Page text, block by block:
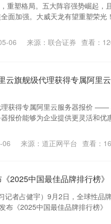
重塑格局。五大阵容强势崛起，
面加强。大威天龙有望重塑荣光
06 来源：联合证券 查看：
云旗舰级代理获得专属阿里
获得专属阿里云服务器报价 ——
报价能够为企业提供更灵活和优
06 来源：道正网平台 查看：
2025中国最佳品牌排行榜》
记者占健宇）9月2日，全球性品
布《2025中国最佳品牌排行榜》